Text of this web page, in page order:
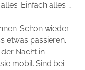
Einfach alles …
Schon wieder
etwas passieren.
Nacht in
mobil. Sind bei